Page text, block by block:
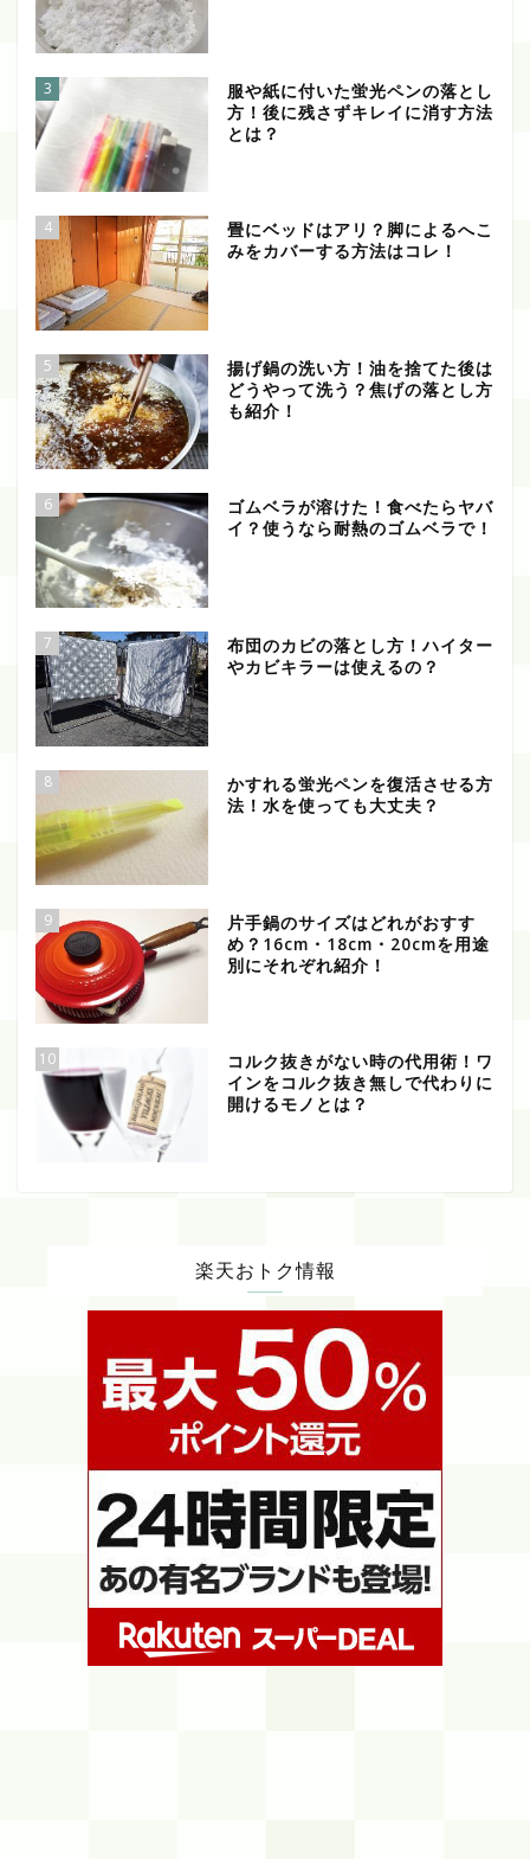
3
服や紙に付いた蛍光ペンの落とし
方！後に残さずキレイに消す方法
とは？
4
畳にベッドはアリ？脚によるへこ
みをカバーする方法はコレ！
5
揚げ鍋の洗い方！油を捨てた後は
どうやって洗う？焦げの落とし方
も紹介！
6
ゴムベラが溶けた！食べたらヤバ
イ？使うなら耐熱のゴムベラで！
7
布団のカビの落とし方！ハイター
やカビキラーは使えるの？
8
かすれる蛍光ペンを復活させる方
法！水を使っても大丈夫？
9
片手鍋のサイズはどれがおすす
め？16cm・18cm・20cmを用途
別にそれぞれ紹介！
10
コルク抜きがない時の代用術！ワ
インをコルク抜き無しで代わりに
開けるモノとは？
楽天おトク情報